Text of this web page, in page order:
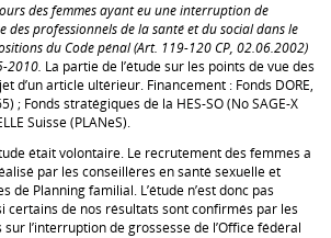
des femmes ayant eu une interruption de
des professionnels de la santé et du social dans le
du Code pénal (Art. 119-120 CP, 02.06.2002)
2010. La partie de l’étude sur les points de vue des
d’un article ultérieur. Financement : Fonds DORE,
; Fonds stratégiques de la HES-SO (No SAGE-X
Suisse (PLANeS).
était volontaire. Le recrutement des femmes a
par les conseillères en santé sexuelle et
de Planning familial. L’étude n’est donc pas
certains de nos résultats sont confirmés par les
l’interruption de grossesse de l’Office fédéral